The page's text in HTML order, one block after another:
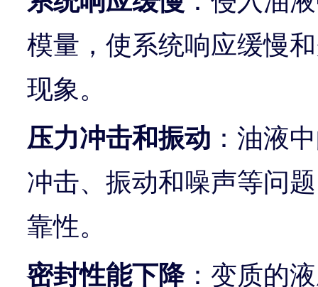
模量，使系统响应缓慢
现象。
压力冲击和振动 ：油液
冲击、振动和噪声等问
靠性。
密封性能下降：变质的